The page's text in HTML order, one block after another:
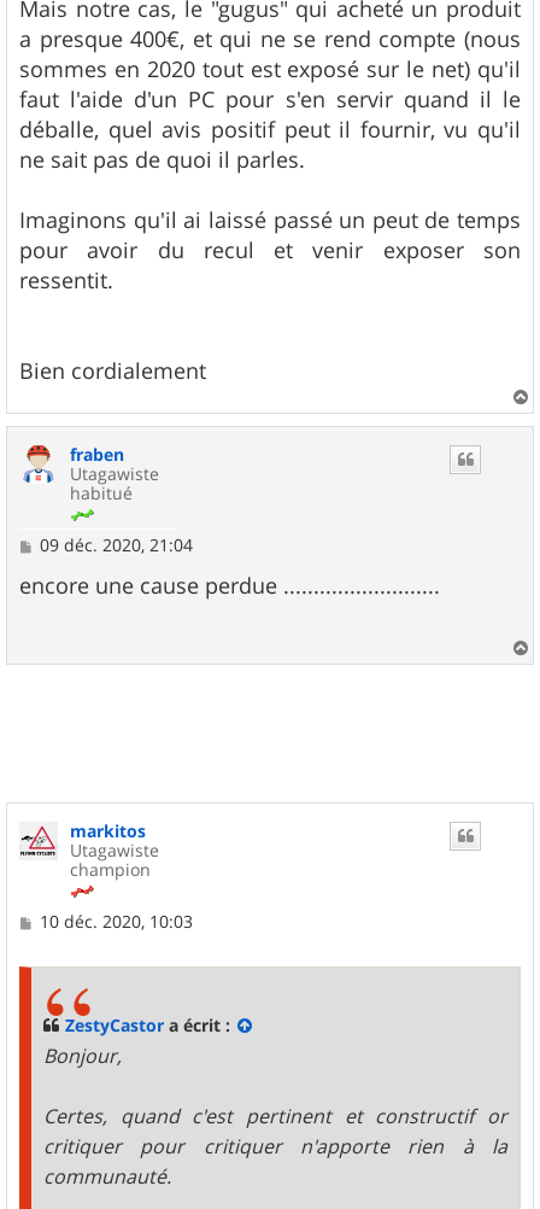
Mais notre cas, le "gugus" qui acheté un produit
a presque 400€, et qui ne se rend compte (nous
sommes en 2020 tout est exposé sur le net) qu'il
faut l'aide d'un PC pour s'en servir quand il le
déballe, quel avis positif peut il fournir, vu qu'il
ne sait pas de quoi il parles.
Imaginons qu'il ai laissé passé un peut de temps
pour avoir du recul et venir exposer son
ressentit.
Bien cordialement
a
fraben
Utagawiste
habitué
M
s
s
e
09 déc. 2020, 21:04
encore une cause perdue ..........................
a
markitos
Utagawiste
champion
M10 déc. 2020, 10:03
ZestyCastor a écrit :
Bonjour,
Certes, quand c'est pertinent et constructif or
critiquer pour critiquer n'apporte rien à la
communauté.